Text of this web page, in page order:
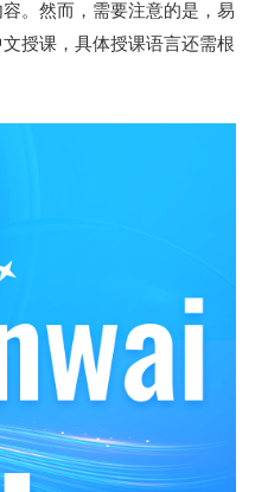
。然而，需要注意的是，易
授课，具体授课语言还需根